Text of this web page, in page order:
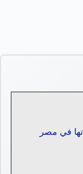
في مصر